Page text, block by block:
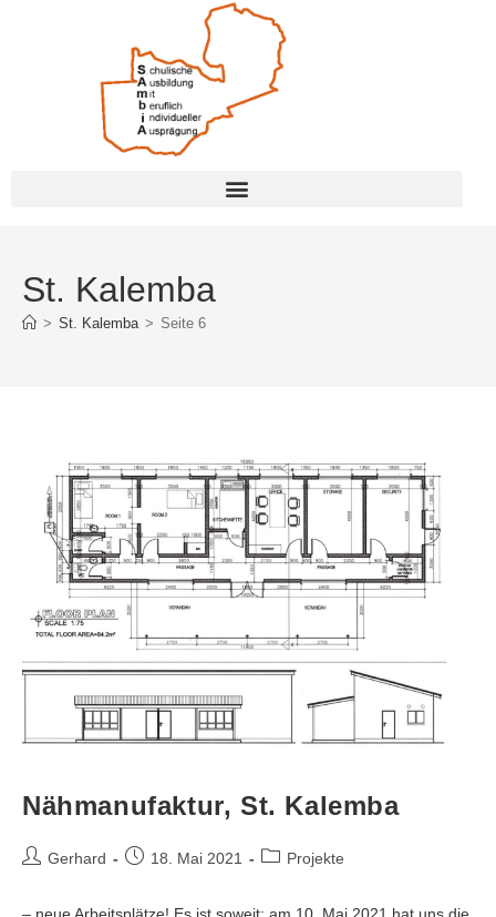
St. Kalemba
> St. Kalemba > Seite 6
Nähmanufaktur, St. Kalemba
Gerhard 18. Mai 2021 Projekte
– neue Arbeitsplätze! Es ist soweit: am 10. Mai 2021 hat uns die